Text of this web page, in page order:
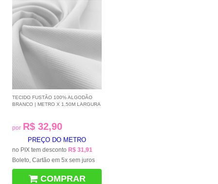
TECIDO FUSTÃO 100% ALGODÃO
BRANCO | METRO X 1,50M LARGURA
por R$ 32,90
PREÇO DO METRO
no PIX tem desconto R$ 31,91
Boleto, Cartão em 5x sem juros
COMPRAR